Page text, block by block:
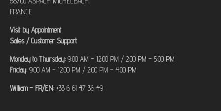
FRANCE
Visit by Appointment
Sales / Customer Support
Monday to Thursday: 9:00 AM – 12:00 PM / 2:00 PM – 5:00 PM
Friday: 9:00 AM – 12:00 PM / 2:00 PM – 4:00 PM
William – FR/EN: +33 6 61 47 36 49